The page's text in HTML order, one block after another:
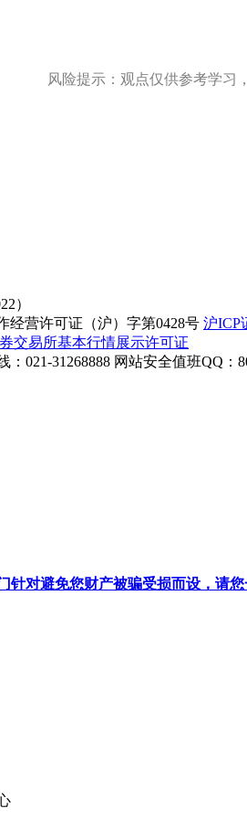
风险提示：观点仅供参考学习
）
经营许可证（沪）字第0428号 沪ICP
交易所基本行情展示许可证
：021-31268888 网站安全值班QQ：
对避免您财产被骗受损而设，请您